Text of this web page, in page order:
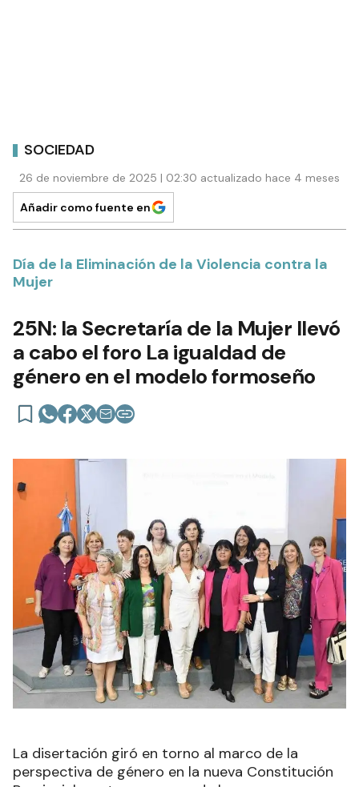
SOCIEDAD
26 de noviembre de 2025 | 02:30 actualizado hace 4 meses
Añadir como fuente en
Día de la Eliminación de la Violencia contra la
Mujer
25N: la Secretaría de la Mujer llevó
a cabo el foro La igualdad de
género en el modelo formoseño
La disertación giró en torno al marco de la
perspectiva de género en la nueva Constitución